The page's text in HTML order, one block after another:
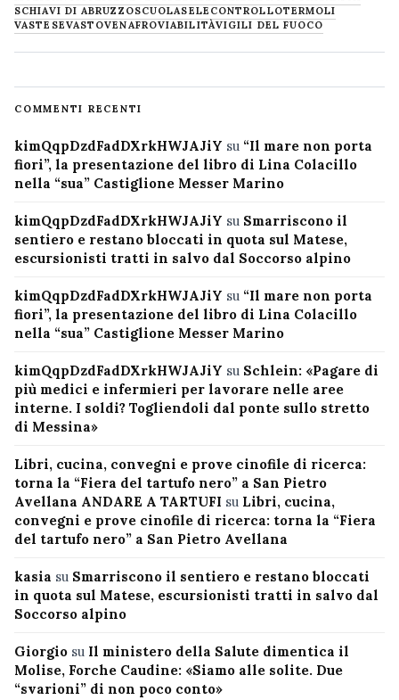
SCHIAVI DI ABRUZZOSCUOLASELECONTROLLOTERMOLI
VASTESEVASTOVENAFROVIABILITÀVIGILI DEL FUOCO
COMMENTI RECENTI
kimQqpDzdFadDXrkHWJAJiY su “Il mare non porta
fiori”, la presentazione del libro di Lina Colacillo
nella “sua” Castiglione Messer Marino
kimQqpDzdFadDXrkHWJAJiY su Smarriscono il
sentiero e restano bloccati in quota sul Matese,
escursionisti tratti in salvo dal Soccorso alpino
kimQqpDzdFadDXrkHWJAJiY su “Il mare non porta
fiori”, la presentazione del libro di Lina Colacillo
nella “sua” Castiglione Messer Marino
kimQqpDzdFadDXrkHWJAJiY su Schlein: «Pagare di
più medici e infermieri per lavorare nelle aree
interne. I soldi? Togliendoli dal ponte sullo stretto
di Messina»
Libri, cucina, convegni e prove cinofile di ricerca:
torna la “Fiera del tartufo nero” a San Pietro
Avellana ANDARE A TARTUFI su Libri, cucina,
convegni e prove cinofile di ricerca: torna la “Fiera
del tartufo nero” a San Pietro Avellana
kasia su Smarriscono il sentiero e restano bloccati
in quota sul Matese, escursionisti tratti in salvo dal
Soccorso alpino
Giorgio su Il ministero della Salute dimentica il
Molise, Forche Caudine: «Siamo alle solite. Due
“svarioni” di non poco conto»